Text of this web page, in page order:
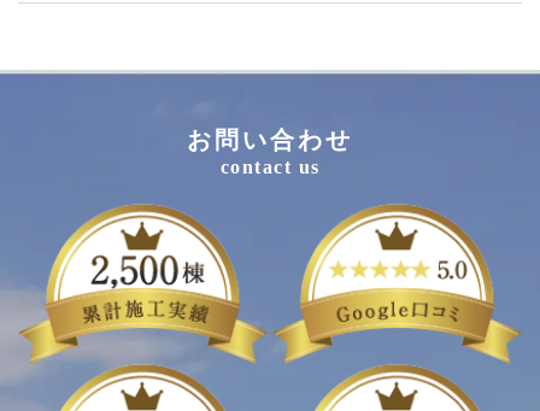
お問い合わせ
contact us